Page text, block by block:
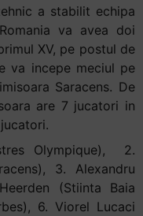
a stabilit echipa
va avea doi
XV, pe postul de
va incepe meciul pe
Saracens. De
are 7 jucatori in
Olympique), 2.
3. Alexandru
(Stiinta Baia
6. Viorel Lucaci